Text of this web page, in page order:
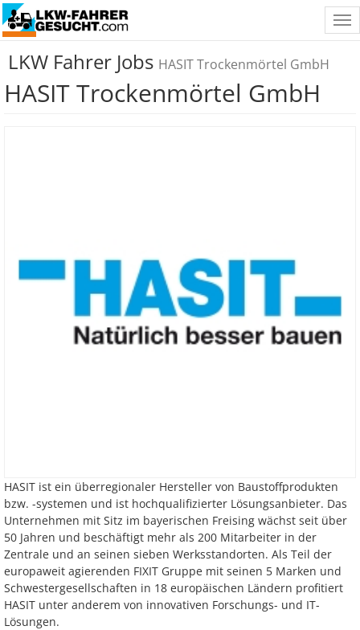
LKW Fahrer Jobs HASIT Trockenmörtel GmbH
HASIT Trockenmörtel GmbH
HASIT ist ein überregionaler Hersteller von Baustoffprodukten
bzw. -systemen und ist hochqualifizierter Lösungsanbieter. Das
Unternehmen mit Sitz im bayerischen Freising wächst seit über
50 Jahren und beschäftigt mehr als 200 Mitarbeiter in der
Zentrale und an seinen sieben Werksstandorten. Als Teil der
europaweit agierenden FIXIT Gruppe mit seinen 5 Marken und
Schwestergesellschaften in 18 europäischen Ländern profitiert
HASIT unter anderem von innovativen Forschungs- und IT-
Lösungen.